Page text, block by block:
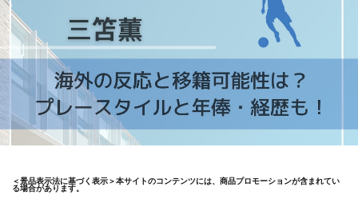
＜景品表示法に基づく表示＞本サイトのコンテンツには、商品プロモーションが含まれてい
る場合があります。